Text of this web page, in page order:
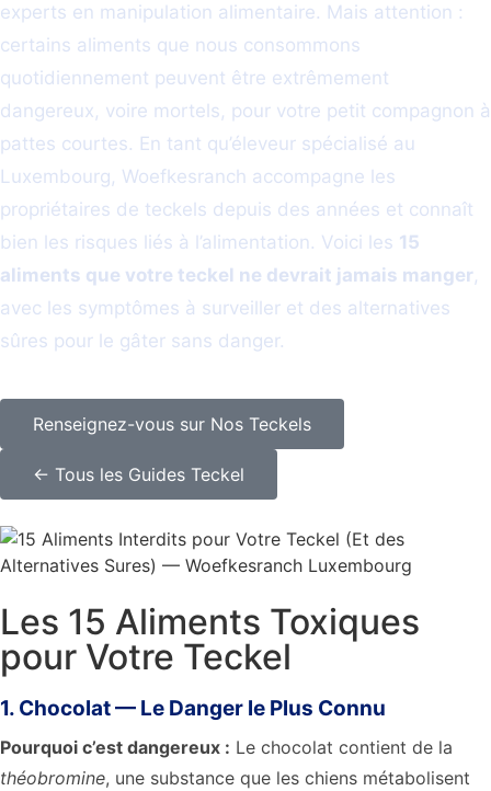
experts en manipulation alimentaire. Mais attention :
certains aliments que nous consommons
quotidiennement peuvent être extrêmement
dangereux, voire mortels, pour votre petit compagnon à
pattes courtes. En tant qu’éleveur spécialisé au
Luxembourg, Woefkesranch accompagne les
propriétaires de teckels depuis des années et connaît
bien les risques liés à l’alimentation. Voici les 15
aliments que votre teckel ne devrait jamais manger,
avec les symptômes à surveiller et des alternatives
sûres pour le gâter sans danger.
Renseignez-vous sur Nos Teckels
← Tous les Guides Teckel
Les 15 Aliments Toxiques
pour Votre Teckel
1. Chocolat — Le Danger le Plus Connu
Pourquoi c’est dangereux : Le chocolat contient de la
théobromine, une substance que les chiens métabolisent